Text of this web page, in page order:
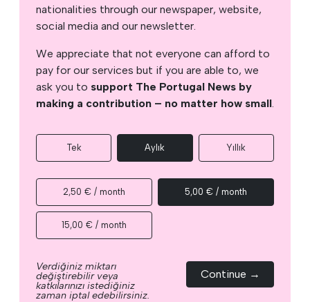
nationalities through our newspaper, website,
social media and our newsletter.
We appreciate that not everyone can afford to
pay for our services but if you are able to, we
ask you to support The Portugal News by
making a contribution – no matter how small.
Tek Aylık Yıllık
2,50 € / month 5,00 € / month
15,00 € / month
Verdiğiniz miktarı
değiştirebilir veya
katkılarınızı istediğiniz
zaman iptal edebilirsiniz.
Continue →